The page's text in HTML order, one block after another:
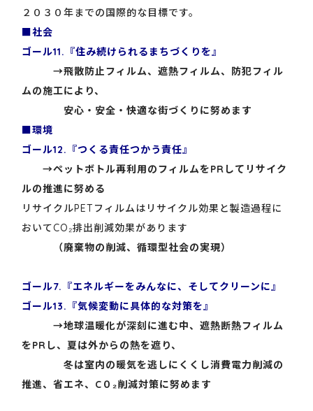
２０３０年までの国際的な目標です。
■社会
ゴール11.『住み続けられるまちづくりを』
→飛散防止フィルム、遮熱フィルム、防犯フィル
ムの施工により、
安心・安全・快適な街づくりに努めます
■環境
ゴール12.『つくる責任つかう責任』
→ペットボトル再利用のフィルムをPRしてリサイク
ルの推進に努める
リサイクルPETフィルムはリサイクル効果と製造過程に
おいてCO₂排出削減効果があります
（廃棄物の削減、循環型社会の実現）
ゴール7.『エネルギーをみんなに、そしてクリーンに』
ゴール13.『気候変動に具体的な対策を』
→地球温暖化が深刻に進む中、遮熱断熱フィルム
をPRし、夏は外からの熱を遮り、
冬は室内の暖気を逃しにくくし消費電力削減の
推進、省エネ、C０₂削減対策に努めます